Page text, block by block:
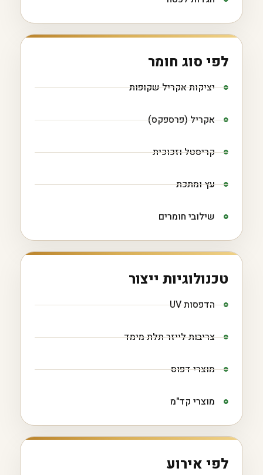
לפי סוג חומר
יציקות אקריל שקופות
אקריל (פרספקס)
קריסטל וזכוכית
עץ ומתכת
שילובי חומרים
טכנולוגיות ייצור
הדפסות UV
צריבות לייזר תלת מימד
מוצרי דפוס
מוצרי קד"מ
לפי אירוע